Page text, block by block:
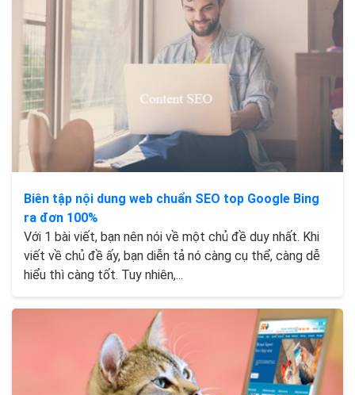
Biên tập nội dung web chuẩn SEO top Google Bing
ra đơn 100%
Với 1 bài viết, bạn nên nói về một chủ đề duy nhất. Khi
viết về chủ đề ấy, bạn diễn tả nó càng cụ thể, càng dễ
hiểu thì càng tốt. Tuy nhiên,...